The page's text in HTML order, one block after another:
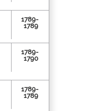
1789-
1789
1789-
1790
1789-
1789